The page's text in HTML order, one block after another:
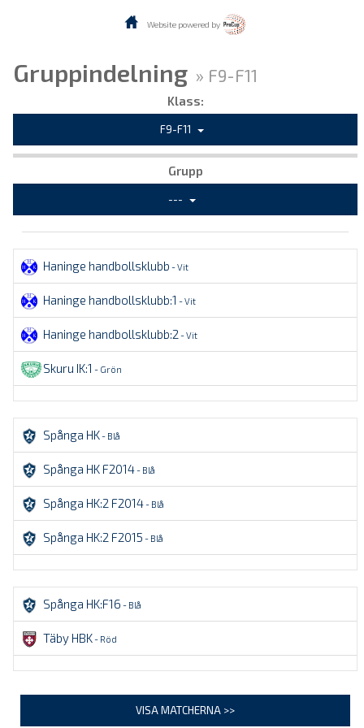
Website powered by
Gruppindelning » F9-F11
Klass:
F9-F11
Grupp
---
Haninge handbollsklubb - Vit
Haninge handbollsklubb:1 - Vit
Haninge handbollsklubb:2 - Vit
Skuru IK:1 - Grön
Spånga HK- Blå
Spånga HK F2014- Blå
Spånga HK:2 F2014- Blå
Spånga HK:2 F2015 - Blå
Spånga HK:F16 - Blå
Täby HBK- Röd
VISA MATCHERNA >>